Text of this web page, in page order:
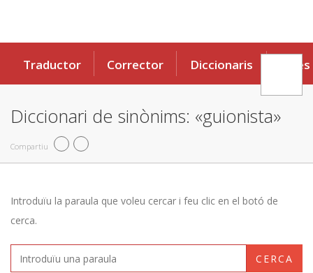
Traductor Corrector Diccionaris Eines
Diccionari de sinònims: «guionista»
Compartiu
Introduïu la paraula que voleu cercar i feu clic en el botó de
cerca.
CERCA